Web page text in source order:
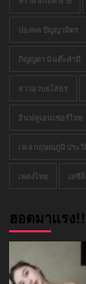
ปองพล ปัญญามิตร
ภิญญดา นันต๊ะคำมี
สาวอวบยโสธร
อินฟลูเอนเซอร์ไทย
เจเจ กฤษณภูมิ ประวั
เพลงไทย เลซี
ฮอตมาแรง!!